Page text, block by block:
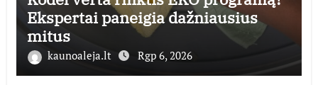
Ekspertai paneigia dažniausius
mitus
kaunoaleja.lt Rgp 6, 2026